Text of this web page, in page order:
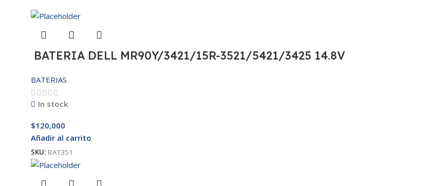
BATERIA DELL MR90Y/3421/15R-3521/5421/3425 14.8V
BATERIAS
In stock
$120,000
Añadir al carrito
SKU: BAT351